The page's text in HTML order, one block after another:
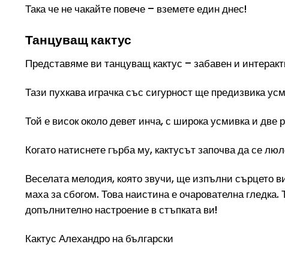
Така че не чакайте повече – вземете един днес!
Танцуващ кактус
Представяме ви танцуващ кактус – забавен и
Тази пухкава играчка със сигурност ще предизвика
Той е висок около девет инча, с широка усмивка и две
Когато натиснете гърба му, кактусът започва да се
Веселата мелодия, която звучи, ще изпълни сърцето
маха за сбогом. Това наистина е очарователна
допълнително настроение в стъпката ви!
Кактус Алехандро на български